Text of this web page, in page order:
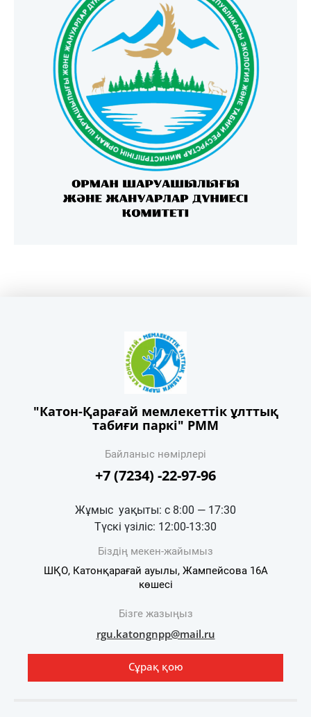
"Катон-Қарағай мемлекеттік ұлттық
табиғи паркі" РММ
Байланыс нөмірлері
+7 (7234) -22-97-96
Жұмыс уақыты: с 8:00 — 17:30
Түскі үзіліс: 12:00-13:30
Біздің мекен-жайымыз
ШҚО, Катонқарағай ауылы, Жампейсова 16А
көшесі​​​​​​​​​​​​​​​​​​​​​
Бізге жазыңыз
rgu.katongnpp@mail.ru
Сұрақ қою